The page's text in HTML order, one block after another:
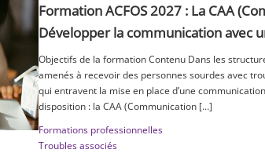
Formation ACFOS 2027 : La CAA
Développer la communication avec
Objectifs de la formation Contenu Dans les
amenés à recevoir des personnes sourdes avec
qui entravent la mise en place d’une
disposition : la CAA (Communication […]
Formations professionnelles
Troubles associés